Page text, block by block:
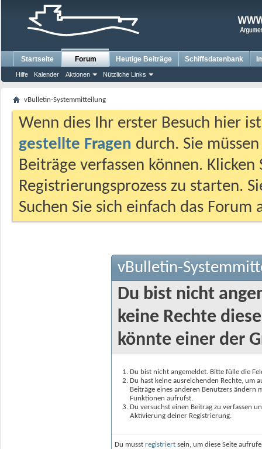
Startseite Forum
Hilfe Kalender Aktionen Nützliche Links
Heutige Beiträge Schiffsdatenbank
vBulletin-Systemmitteilung
Wenn dies Ihr erster Besuch hier
gestellte Fragen durch. Sie
Beiträge verfassen können.
Registrierungsprozess zu starten.
Suchen Sie sich einfach das
vBulletin-
Du bist nicht
keine Rechte
könnte einer der
Du bist nicht angemeldet. Bitte fülle die
Du hast keine ausreichenden Rechte, um
Beiträge eines anderen Benutzers
Funktionen aufrufst.
Du versuchst einen Beitrag zu verfassen
Aktivierung deiner Registrierung.
Du musst registriert sein, um diese Seite